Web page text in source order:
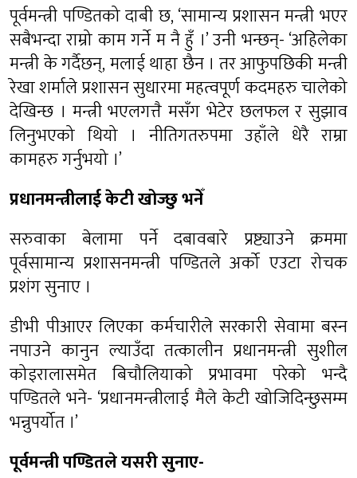
पूर्वमन्त्री पण्डितको दाबी छ, ‘सामान्य प्रशासन मन्त्री भएर
सबैभन्दा राम्रो काम गर्ने म नै हुँ ।’ उनी भन्छन्- ‘अहिलेका
मन्त्री के गर्दैछन्, मलाई थाहा छैन । तर आफुपछिकी मन्त्री
रेखा शर्माले प्रशासन सुधारमा महत्वपूर्ण कदमहरु चालेको
देखिन्छ । मन्त्री भएलगत्तै मसँग भेटेर छलफल र सुझाव
लिनुभएको थियो । नीतिगतरुपमा उहाँले धेरै राम्रा
कामहरु गर्नुभयो ।’
प्रधानमन्त्रीलाई केटी खोज्छु भनेँ
सरुवाका बेलामा पर्ने दबावबारे प्रष्ट्याउने क्रममा
पूर्वसामान्य प्रशासनमन्त्री पण्डितले अर्को एउटा रोचक
प्रशंग सुनाए ।
डीभी पीआएर लिएका कर्मचारीले सरकारी सेवामा बस्न
नपाउने कानुन ल्याउँदा तत्कालीन प्रधानमन्त्री सुशील
कोइरालासमेत बिचौलियाको प्रभावमा परेको भन्दै
पण्डितले भने- ‘प्रधानमन्त्रीलाई मैले केटी खोजिदिन्छुसम्म
भन्नुपर्योत ।’
पूर्वमन्त्री पण्डितले यसरी सुनाए-